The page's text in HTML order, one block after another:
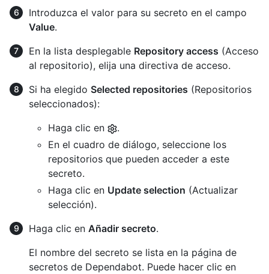
Introduzca el valor para su secreto en el campo
Value.
En la lista desplegable Repository access (Acceso
al repositorio), elija una directiva de acceso.
Si ha elegido Selected repositories (Repositorios
seleccionados):
Haga clic en
.
En el cuadro de diálogo, seleccione los
repositorios que pueden acceder a este
secreto.
Haga clic en Update selection (Actualizar
selección).
Haga clic en Añadir secreto.
El nombre del secreto se lista en la página de
secretos de Dependabot. Puede hacer clic en